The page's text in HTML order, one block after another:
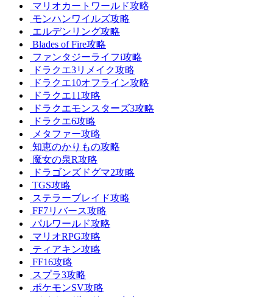
マリオカートワールド攻略
モンハンワイルズ攻略
エルデンリング攻略
Blades of Fire攻略
ファンタジーライフi攻略
ドラクエ3リメイク攻略
ドラクエ10オフライン攻略
ドラクエ11攻略
ドラクエモンスターズ3攻略
ドラクエ6攻略
メタファー攻略
知恵のかりもの攻略
魔女の泉R攻略
ドラゴンズドグマ2攻略
TGS攻略
ステラーブレイド攻略
FF7リバース攻略
パルワールド攻略
マリオRPG攻略
ティアキン攻略
FF16攻略
スプラ3攻略
ポケモンSV攻略